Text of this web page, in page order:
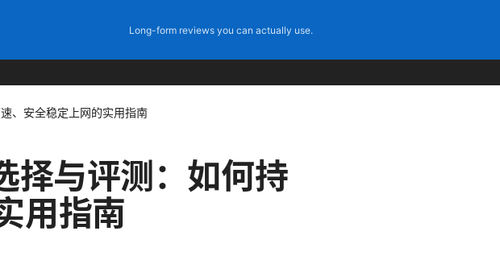
Long-form reviews you can actually use.
、安全稳定上网的实用指南
择与评测：如何持
用指南